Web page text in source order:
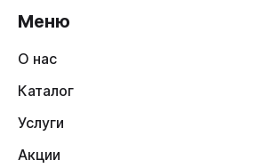
Меню
О нас
Каталог
Услуги
Акции